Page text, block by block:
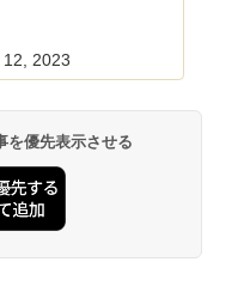
12, 2023
を優先表示させる